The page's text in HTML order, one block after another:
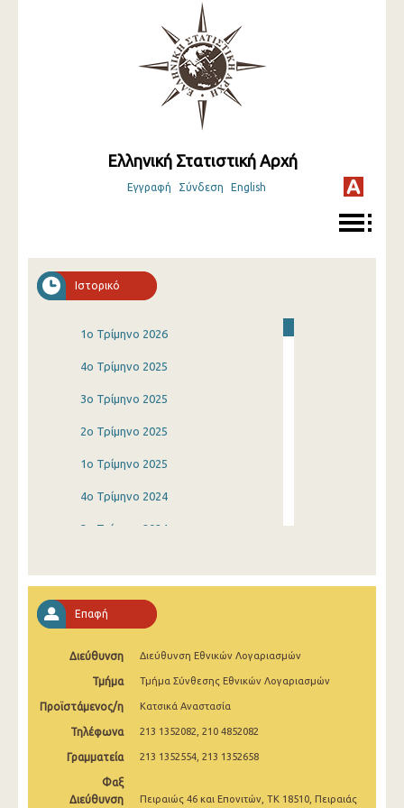
Ελληνική Στατιστική Αρχή
Εγγραφή Σύνδεση English
Ιστορικό
1o Τρίμηνο 2026
4o Τρίμηνο 2025
3o Τρίμηνο 2025
2o Τρίμηνο 2025
1o Τρίμηνο 2025
4o Τρίμηνο 2024
3o Τρίμηνο 2024
4o Τρίμηνο 2023
3o Τρίμηνο 2023
2o Τρίμηνο 2023
1o Τρίμηνο 2023
4o Τρίμηνο 2022
3o Τρίμηνο 2022
Επαφή
Διεύθυνση Διεύθυνση Εθνικών Λογαριασμών
Τμήμα Τμήμα Σύνθεσης Εθνικών Λογαριασμών
Προϊστάμενος/η Κατσικά Αναστασία
Τηλέφωνα 213 1352082, 210 4852082
Γραμματεία 213 1352554, 213 1352658
Φαξ
Διεύθυνση
Πειραιώς 46 και Επονιτών, ΤΚ 18510, Πειραιάς